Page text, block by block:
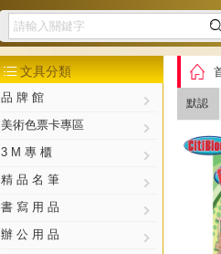
幫助中心 
文具分類
品 牌 館
美術色票卡專區
3 M 專 櫃
精 品 名 筆
書 寫 用 品
辦 公 用 品

默認